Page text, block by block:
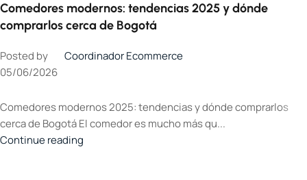
Comedores modernos: tendencias 2025 y dónde
comprarlos cerca de Bogotá
Posted by
Coordinador Ecommerce
05/06/2026
Comedores modernos 2025: tendencias y dónde comprarlos
cerca de Bogotá El comedor es mucho más qu...
Continue reading